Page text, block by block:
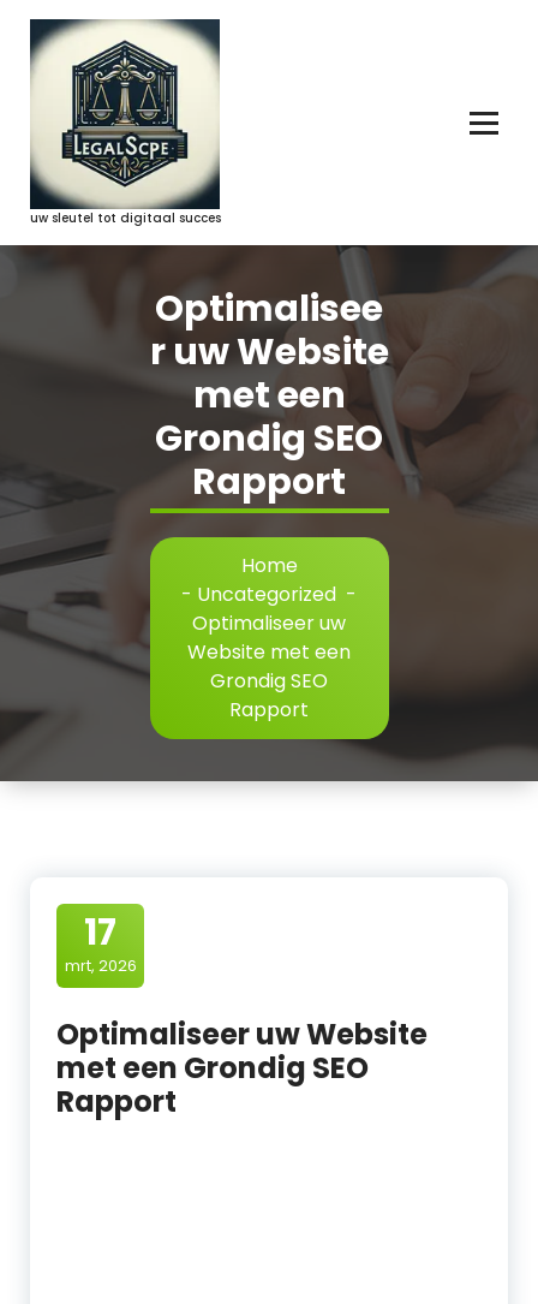
naar
uw sleutel tot digitaal succes
Optimalisee
r uw Website
met een
Grondig SEO
Rapport
Home
- Uncategorized -
Optimaliseer uw
Website met een
Grondig SEO
Rapport
17
mrt, 2026
Optimaliseer uw Website
met een Grondig SEO
Rapport